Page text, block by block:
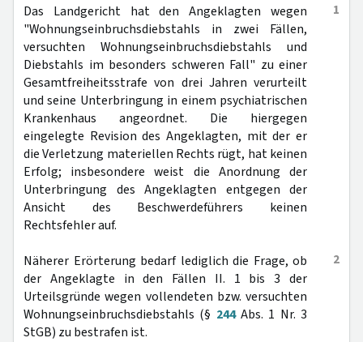
1
Das Landgericht hat den Angeklagten wegen
"Wohnungseinbruchsdiebstahls in zwei Fällen,
versuchten Wohnungseinbruchsdiebstahls und
Diebstahls im besonders schweren Fall" zu einer
Gesamtfreiheitsstrafe von drei Jahren verurteilt
und seine Unterbringung in einem psychiatrischen
Krankenhaus angeordnet. Die hiergegen
eingelegte Revision des Angeklagten, mit der er
die Verletzung materiellen Rechts rügt, hat keinen
Erfolg; insbesondere weist die Anordnung der
Unterbringung des Angeklagten entgegen der
Ansicht des Beschwerdeführers keinen
Rechtsfehler auf.
2
Näherer Erörterung bedarf lediglich die Frage, ob
der Angeklagte in den Fällen II. 1 bis 3 der
Urteilsgründe wegen vollendeten bzw. versuchten
Wohnungseinbruchsdiebstahls (§ 244Abs. 1 Nr. 3
StGB) zu bestrafen ist.